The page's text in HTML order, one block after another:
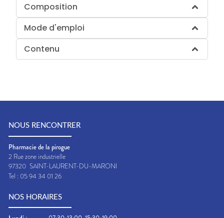
Composition
Mode d'emploi
Contenu
NOUS RENCONTRER
Pharmacie de la pirogue
2 Rue zone industrielle
97320 SAINT-LAURENT-DU-MARONI
Tel : 05 94 34 01 26
NOS HORAIRES